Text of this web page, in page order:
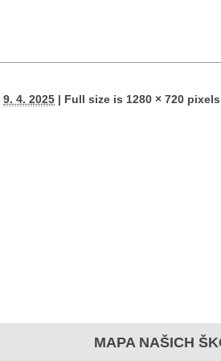
9. 4. 2025 | Full size is 1280 × 720 pixels
MAPA NAŠICH